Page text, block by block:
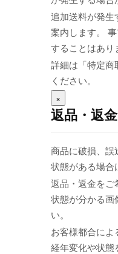
追加送料が発生
案内します。
することはあり
詳細は「特定商
ください。
×
返品・返
商品に破損、誤
状態がある場合
返品・返金をご
状態が分かる画
い。
お客様都合によ
経年変化や状態